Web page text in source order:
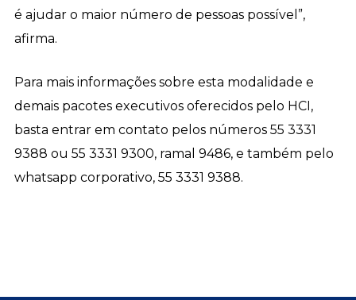
é ajudar o maior número de pessoas possível”,
afirma.
Para mais informações sobre esta modalidade e
demais pacotes executivos oferecidos pelo HCI,
basta entrar em contato pelos números 55 3331
9388 ou 55 3331 9300, ramal 9486, e também pelo
whatsapp corporativo, 55 3331 9388.